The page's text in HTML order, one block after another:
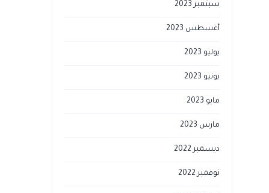
سبتمبر 2023
أغسطس 2023
يوليو 2023
يونيو 2023
مايو 2023
مارس 2023
ديسمبر 2022
نوفمبر 2022